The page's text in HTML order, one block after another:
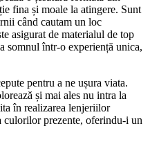
fina și moale la atingere. Sunt
când cautam un loc
asigurat de materialul de top
somnul într-o experiență unica,
pentru a ne ușura viata.
și mai ales nu intra la
în realizarea lenjeriilor
culorilor prezente, oferindu-i un